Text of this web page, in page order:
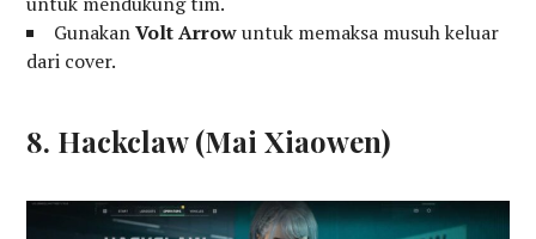
GunakanVolt Arrowuntuk memaksa musuh keluar
dari cover.
8. Hackclaw (Mai Xiaowen)